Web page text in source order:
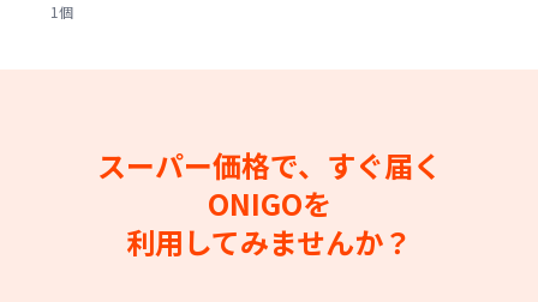
1個
スーパー価格で、すぐ届く
ONIGOを
利用してみませんか？